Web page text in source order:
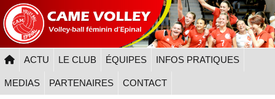
ACTU LE CLUB ÉQUIPES INFOS PRATIQUES
MEDIAS PARTENAIRES CONTACT
Panneau de gestion des cookies